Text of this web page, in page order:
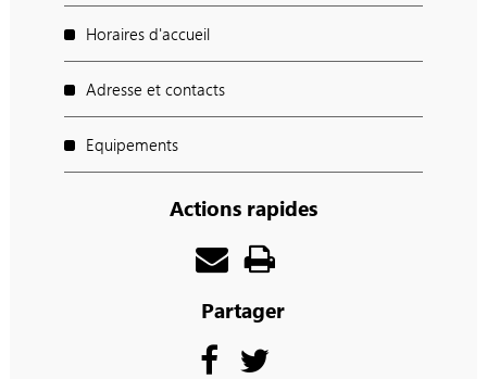
Horaires d'accueil
Adresse et contacts
Equipements
Actions rapides
Partager